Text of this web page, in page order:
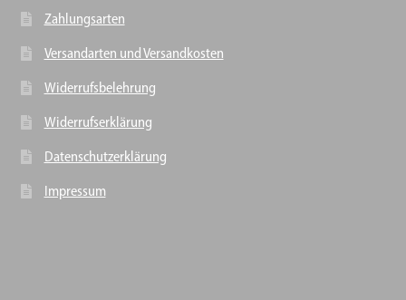
Zahlungsarten
Versandarten und Versandkosten
Widerrufsbelehrung
Widerrufserklärung
Datenschutzerklärung
Impressum